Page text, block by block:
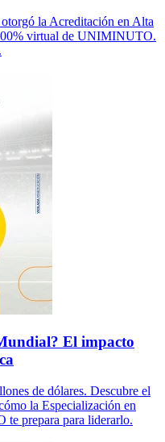
la Acreditación en Alta
virtual de UNIMINUTO.
El impacto
de dólares. Descubre el
la Especialización en
prepara para liderarlo.